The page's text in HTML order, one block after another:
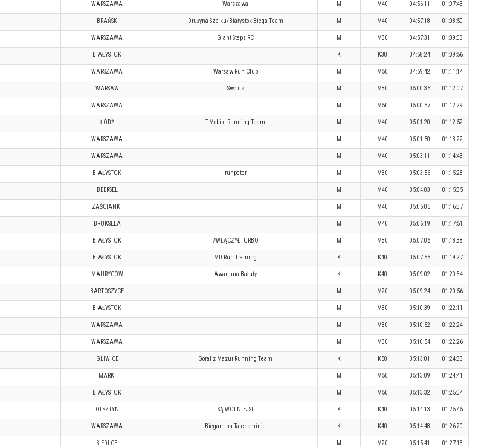
WARSZAWA Warszawa M M40 04:56:11 01:07:43
BRAŃSK Drużyna Szpiku/Białystok Biega Team M M40 04:57:18 01:08:50
WARSZAWA Giant Steps RC M M30 04:57:31 01:09:03
BIAŁYSTOK K K30 04:58:24 01:09:56
WARSZAWA Warsaw Run Club M M50 04:59:42 01:11:14
WARSAW Swords M M30 05:00:35 01:12:07
WARSZAWA M M50 05:00:57 01:12:29
ŁÓDŹ T-Mobile Running Team M M40 05:01:20 01:12:52
WARSZAWA M M40 05:01:50 01:13:22
WARSZAWA M M40 05:03:11 01:14:43
BIAŁYSTOK runpeter M M30 05:03:56 01:15:28
BEERSEL M M40 05:04:03 01:15:35
ZAŚCIANKI M M40 05:05:05 01:16:37
BRUKSELA M M40 05:06:19 01:17:51
BIAŁYSTOK #WŁĄCZYŁTURBO M M30 05:07:06 01:18:38
BIAŁYSTOK MD Run Training K K40 05:07:55 01:19:27
MAURYCÓW Awantura Bałuty K K40 05:09:02 01:20:34
BARTOSZYCE M M20 05:09:24 01:20:56
BIAŁYSTOK M M30 05:10:39 01:22:11
WARSZAWA M M30 05:10:52 01:22:24
WARSZAWA M M30 05:10:54 01:22:26
GLIWICE Góral z Mazur Running Team K K50 05:13:01 01:24:33
MARKI M M50 05:13:09 01:24:41
BIAŁYSTOK M M50 05:13:32 01:25:04
OLSZTYN SĄ WOLNIEJSI K K40 05:14:13 01:25:45
WARSZAWA Biegam na Tarchominie K K40 05:14:48 01:26:20
SIEDLCE M M20 05:15:41 01:27:13